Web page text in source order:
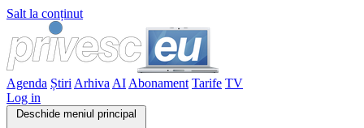
Salt la conținut
Agenda Știri Arhiva AI Abonament Tarife TV
Log in
Deschide meniul principal